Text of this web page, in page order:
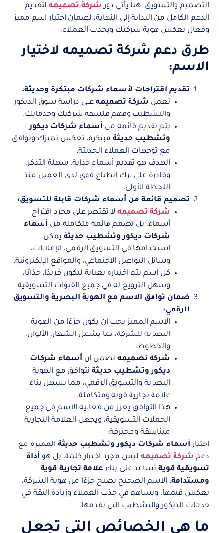
التصميم والتسويق. هنا يأتي دور شركة تصميمه لتقديم
الدعم الكامل من البداية إلى النهاية، لضمان اختيار اسم مميز
وفعال يعكس هوية شركتك ويجذب العملاء.
طرق دعم شركة تصميمه لاختيار
الاسم:
تقديم اقتراحات لأسماء شركات مبتكرة وحديثة:
تعمل شركة تصميمه على دراسة سوق الديكور
والتشطيب وفهم فلسفة شركتك وخدماتك.
يتم تقديم قائمة من أسماء شركات ديكور
وتشطيب حديثة مبتكرة، تعكس تميزك وتوافق
مع توجهات العملاء الحديثة.
الهدف هو تقديم أسماء جذابة، سهلة التذكر،
وقادرة على ترك انطباع قوي لدى العميل منذ
اللحظة الأولى.
تصميم قائمة من أسماء شركات قابلة للتسويق:
شركة تصميمه لا تقتصر على مجرد اقتراح
أسماء، بل تصمم قائمة متكاملة من أسماء
شركات ديكور وتشطيب حديثة يمكن
استخدامها في التسويق الرقمي، الإعلانات،
وسائل التواصل الاجتماعي، والمواقع الإلكترونية.
كل اسم يتم اختياره بعناية ليكون فريدًا، جذابًا،
وسهل الترويج له في جميع القنوات التسويقية.
ضمان توافق الاسم مع الهوية البصرية والتسويق
الرقمي:
الاسم المميز يجب أن يكون جزءًا من الهوية
البصرية للشركة، بما يشمل الشعار، الألوان،
والخطوط.
شركة تصميمه تضمن أن أسماء شركات
ديكور وتشطيب حديثة تتوافق مع الهوية
البصرية والتسويق الرقمي، مما يسهل بناء
علامة تجارية قوية ومتكاملة.
هذا التوافق يعزز من فعالية الاسم في جميع
الحملات التسويقية، ويجعل العلامة التجارية
متناسقة ومحترفة.
اختيار أسماء شركات ديكور وتشطيب حديثة المميزة مع
دعم شركة تصميمه ليس مجرد اختيار كلمة، بل هو أداة
تسويقية قوية تساعد على بناء علامة تجارية قوية
ومستدامة. الاسم الصحيح يصبح جزءًا من هوية الشركة،
يعكس قيمها، ويساهم في جذب العملاء وزيادة الثقة في
خدمات الديكور والتشطيب التي تقدمها.
ما هي الخصائص التي تجعل